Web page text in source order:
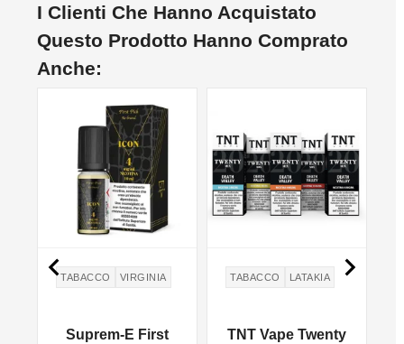
I Clienti Che Hanno Acquistato
Questo Prodotto Hanno Comprato
Anche:
TABACCO VIRGINIA
Suprem-E First
TABACCO LATAKIA
TNT Vape Twenty
 